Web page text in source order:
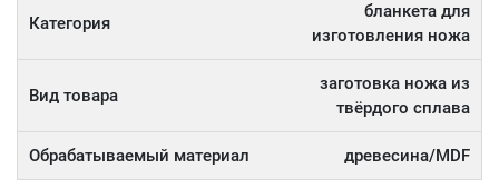
Категория
бланкета для
изготовления ножа
Вид товара
заготовка ножа из
твёрдого сплава
Обрабатываемый материал древесина/MDF